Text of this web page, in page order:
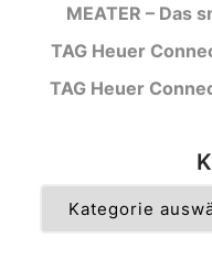
MEATER – Das
TAG Heuer
TAG Heuer